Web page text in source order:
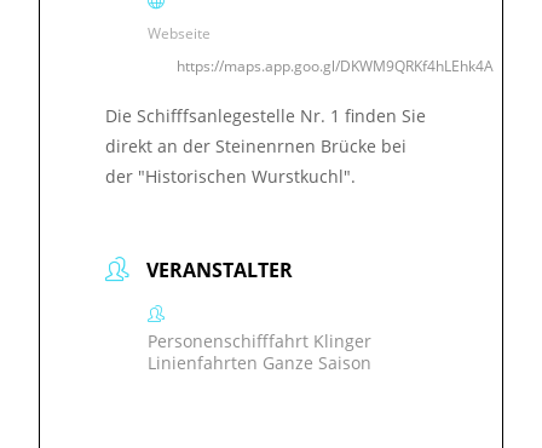
Webseite
https://maps.app.goo.gl/DKWM9QRKf4hLEhk4A
Die Schifffsanlegestelle Nr. 1 finden Sie
direkt an der Steinenrnen Brücke bei
der "Historischen Wurstkuchl".
VERANSTALTER
Personenschifffahrt Klinger
Linienfahrten Ganze Saison